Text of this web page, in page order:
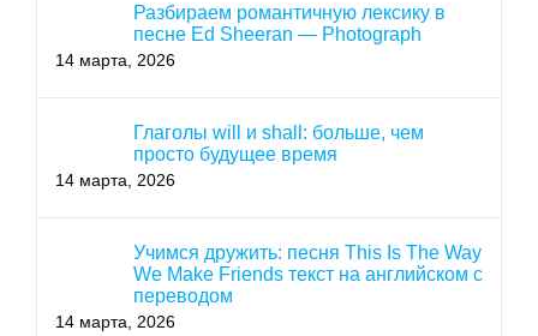
Разбираем романтичную лексику в
песне Ed Sheeran — Photograph
14 марта, 2026
Глаголы will и shall: больше, чем
просто будущее время
14 марта, 2026
Учимся дружить: песня This Is The Way
We Make Friends текст на английском с
переводом
14 марта, 2026